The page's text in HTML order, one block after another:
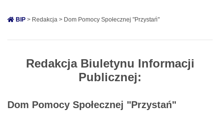
BIP > Redakcja > Dom Pomocy Społecznej "Przystań"
Redakcja Biuletynu Informacji
Publicznej:
Dom Pomocy Społecznej "Przystań"